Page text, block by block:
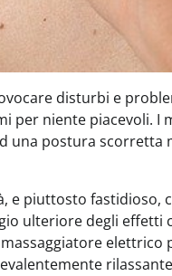
disturbi e
per niente piacevoli.
una postura scorretta
e piuttosto fastidioso,
ulteriore degli effetti